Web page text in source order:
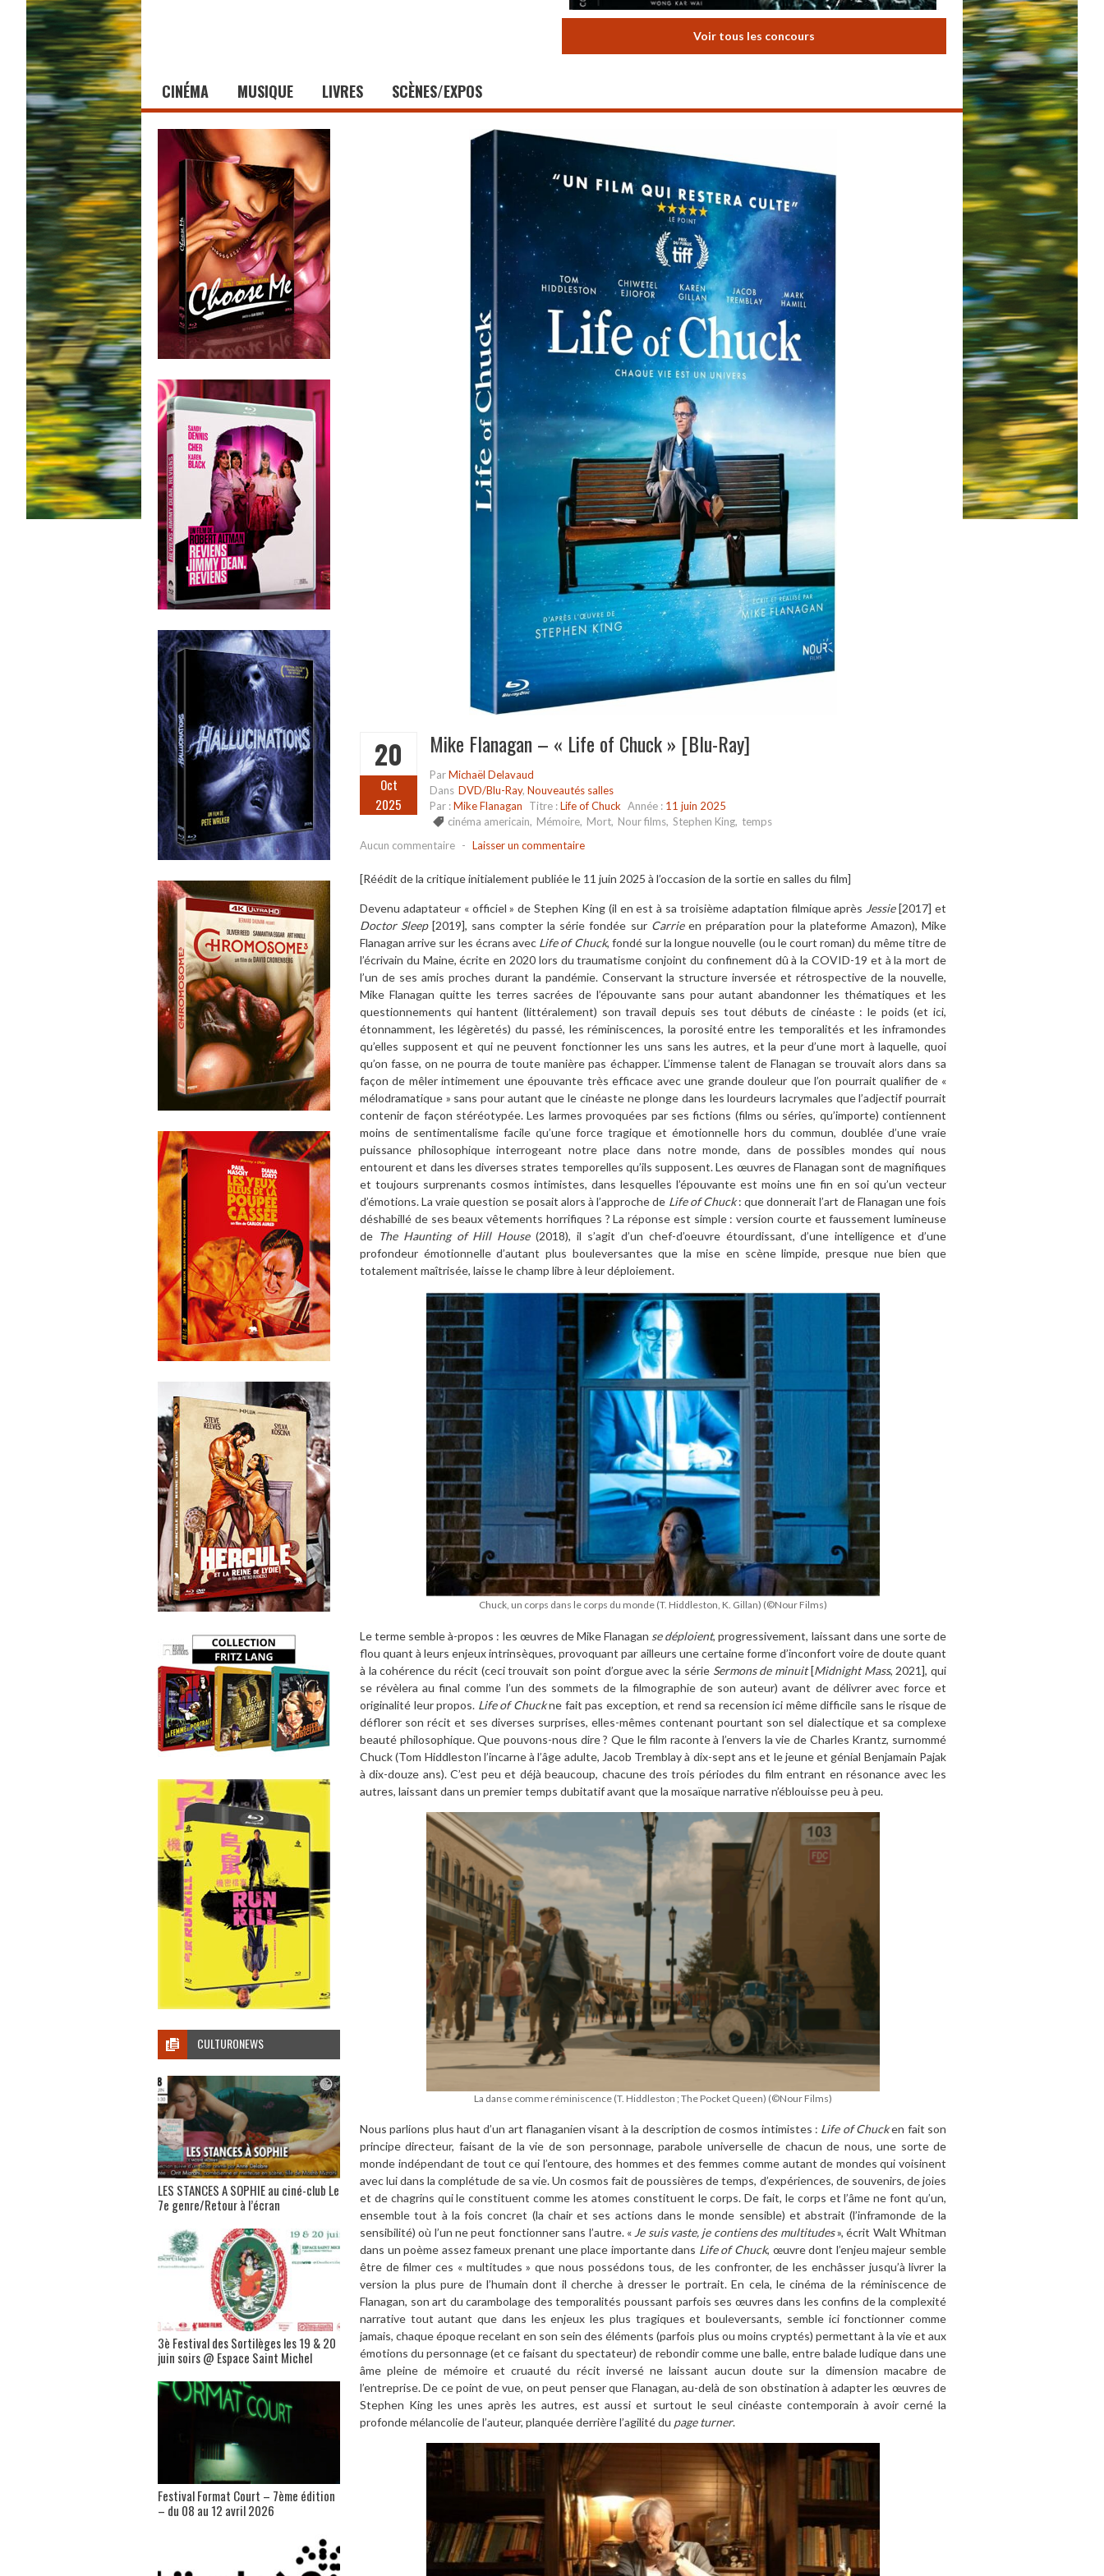
Voir tous les concours
CINÉMA MUSIQUE LIVRES SCÈNES/EXPOS
20
Oct
2025
Mike Flanagan – « Life of Chuck » [Blu-Ray]
ParMichaël Delavaud
Dans DVD/Blu-Ray, Nouveautés salles
Par :Mike Flanagan Titre :Life of Chuck Année : 11 juin 2025
cinéma americain, Mémoire, Mort, Nour films, Stephen King, temps
Aucun commentaire - Laisser un commentaire
[Réédit de la critique initialement publiée le 11 juin 2025 à l’occasion de la sortie en salles du film]
Devenu adaptateur « officiel » de Stephen King (il en est à sa troisième adaptation filmique après Jessie[2017] et
Doctor Sleep[2019], sans compter la série fondée sur Carrieen préparation pour la plateforme Amazon), Mike
Flanagan arrive sur les écrans avec Life of Chuck, fondé sur la longue nouvelle (ou le court roman) du même titre de
l’écrivain du Maine, écrite en 2020 lors du traumatisme conjoint du confinement dû à la COVID-19 et à la mort de
l’un de ses amis proches durant la pandémie. Conservant la structure inversée et rétrospective de la nouvelle,
Mike Flanagan quitte les terres sacrées de l’épouvante sans pour autant abandonner les thématiques et les
questionnements qui hantent (littéralement) son travail depuis ses tout débuts de cinéaste : le poids (et ici,
étonnamment, les légèretés) du passé, les réminiscences, la porosité entre les temporalités et les inframondes
qu’elles supposent et qui ne peuvent fonctionner les uns sans les autres, et la peur d’une mort à laquelle, quoi
qu’on fasse, on ne pourra de toute manière pas échapper. L’immense talent de Flanagan se trouvait alors dans sa
façon de mêler intimement une épouvante très efficace avec une grande douleur que l’on pourrait qualifier de «
mélodramatique » sans pour autant que le cinéaste ne plonge dans les lourdeurs lacrymales que l’adjectif pourrait
contenir de façon stéréotypée. Les larmes provoquées par ses fictions (films ou séries, qu’importe) contiennent
moins de sentimentalisme facile qu’une force tragique et émotionnelle hors du commun, doublée d’une vraie
puissance philosophique interrogeant notre place dans notre monde, dans de possibles mondes qui nous
entourent et dans les diverses strates temporelles qu’ils supposent. Les œuvres de Flanagan sont de magnifiques
et toujours surprenants cosmos intimistes, dans lesquelles l’épouvante est moins une fin en soi qu’un vecteur
d’émotions. La vraie question se posait alors à l’approche de Life of Chuck: que donnerait l’art de Flanagan une fois
déshabillé de ses beaux vêtements horrifiques ? La réponse est simple : version courte et faussement lumineuse
de The Haunting of Hill House(2018), il s’agit d’un chef-d’oeuvre étourdissant, d’une intelligence et d’une
profondeur émotionnelle d’autant plus bouleversantes que la mise en scène limpide, presque nue bien que
totalement maîtrisée, laisse le champ libre à leur déploiement.
Chuck, un corps dans le corps du monde (T. Hiddleston, K. Gillan) (©Nour Films)
Le terme semble à-propos : les œuvres de Mike Flanagan se déploient, progressivement, laissant dans une sorte de
flou quant à leurs enjeux intrinsèques, provoquant par ailleurs une certaine forme d’inconfort voire de doute quant
à la cohérence du récit (ceci trouvait son point d’orgue avec la sérieSermons de minuit[Midnight Mass, 2021], qui
se révèlera au final comme l’un des sommets de la filmographie de son auteur) avant de délivrer avec force et
originalité leur propos. Life of Chuckne fait pas exception, et rend sa recension ici même difficile sans le risque de
déflorer son récit et ses diverses surprises, elles-mêmes contenant pourtant son sel dialectique et sa complexe
beauté philosophique. Que pouvons-nous dire ? Que le film raconte à l’envers la vie de Charles Krantz, surnommé
Chuck (Tom Hiddleston l’incarne à l’âge adulte, Jacob Tremblay à dix-sept ans et le jeune et génial Benjamain Pajak
à dix-douze ans). C’est peu et déjà beaucoup, chacune des trois périodes du film entrant en résonance avec les
autres, laissant dans un premier temps dubitatif avant que la mosaïque narrative n’éblouisse peu à peu.
La danse comme réminiscence (T. Hiddleston ; The Pocket Queen) (©Nour Films)
Nous parlions plus haut d’un art flanaganien visant à la description de cosmos intimistes : Life of Chucken fait son
principe directeur, faisant de la vie de son personnage, parabole universelle de chacun de nous, une sorte de
monde indépendant de tout ce qui l’entoure, des hommes et des femmes comme autant de mondes qui voisinent
avec lui dans la complétude de sa vie. Un cosmos fait de poussières de temps, d’expériences, de souvenirs, de joies
et de chagrins qui le constituent comme les atomes constituent le corps. De fait, le corps et l’âme ne font qu’un,
ensemble tout à la fois concret (la chair et ses actions dans le monde sensible) et abstrait (l’inframonde de la
sensibilité) où l’un ne peut fonctionner sans l’autre. «Je suis vaste, je contiens des multitudes», écrit Walt Whitman
dans un poème assez fameux prenant une place importante dans Life of Chuck, œuvre dont l’enjeu majeur semble
être de filmer ces « multitudes » que nous possédons tous, de les confronter, de les enchâsser jusqu’à livrer la
version la plus pure de l’humain dont il cherche à dresser le portrait. En cela, le cinéma de la réminiscence de
Flanagan, son art du carambolage des temporalités poussant parfois ses œuvres dans les confins de la complexité
narrative tout autant que dans les enjeux les plus tragiques et bouleversants, semble ici fonctionner comme
jamais, chaque époque recelant en son sein des éléments (parfois plus ou moins cryptés) permettant à la vie et aux
émotions du personnage (et ce faisant du spectateur) de rebondir comme une balle, entre balade ludique dans une
âme pleine de mémoire et cruauté du récit inversé ne laissant aucun doute sur la dimension macabre de
l’entreprise. De ce point de vue, on peut penser que Flanagan, au-delà de son obstination à adapter les œuvres de
Stephen King les unes après les autres, est aussi et surtout le seul cinéaste contemporain à avoir cerné la
profonde mélancolie de l’auteur, planquée derrière l’agilité du page turner.
CULTURONEWS
LES STANCES A SOPHIE au ciné-club Le
7e genre/Retour à l’écran
3è Festival des Sortilèges les 19 & 20
juin soirs @ Espace Saint Michel
Festival Format Court – 7ème édition
– du 08 au 12 avril 2026